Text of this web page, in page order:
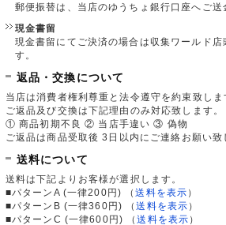
郵便振替は、当店のゆうちょ銀行口座へご送
現金書留
現金書留にてご決済の場合は収集ワールド店
す。
返品・交換について
当店は消費者権利尊重と法令遵守を約束致しま
ご返品及び交換は下記理由のみ対応致します。
① 商品初期不良 ② 当店手違い ③ 偽物
ご返品は商品受取後 3日以内にご連絡お願い致
送料について
送料は下記よりお客様が選択します。
■パターンA (一律200円)
（送料を表示 ）
■パターンB (一律360円)
（送料を表示 ）
■パターンC (一律600円)
（送料を表示 ）